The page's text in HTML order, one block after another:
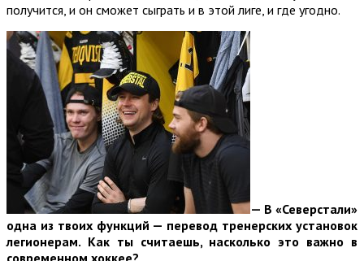
получится, и он сможет сыграть и в этой лиге, и где угодно.
— В «Северстали»
одна из твоих функций — перевод тренерских установок
легионерам. Как ты считаешь, насколько это важно в
современном хоккее?